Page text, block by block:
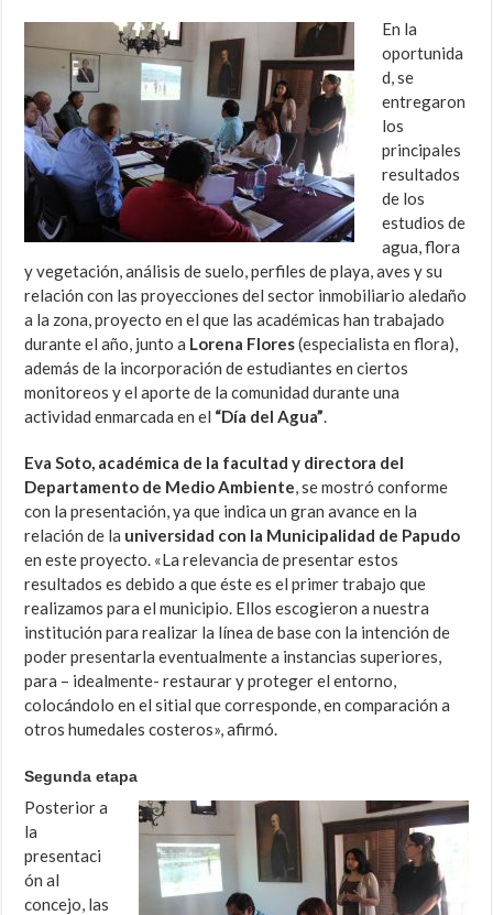
En la
oportunida
d, se
entregaron
los
principales
resultados
de los
estudios de
agua, flora
y vegetación, análisis de suelo, perfiles de playa, aves y su
relación con las proyecciones del sector inmobiliario aledaño
a la zona, proyecto en el que las académicas han trabajado
durante el año, junto a Lorena Flores(especialista en flora),
además de la incorporación de estudiantes en ciertos
monitoreos y el aporte de la comunidad durante una
actividad enmarcada en el “Día del Agua”.
Eva Soto, académica de la facultad y directora del
Departamento de Medio Ambiente, se mostró conforme
con la presentación, ya que indica un gran avance en la
relación de la universidad con la Municipalidad de Papudo
en este proyecto. «La relevancia de presentar estos
resultados es debido a que éste es el primer trabajo que
realizamos para el municipio. Ellos escogieron a nuestra
institución para realizar la línea de base con la intención de
poder presentarla eventualmente a instancias superiores,
para – idealmente- restaurar y proteger el entorno,
colocándolo en el sitial que corresponde, en comparación a
otros humedales costeros», afirmó.
Segunda etapa
Posterior a
la
presentaci
ón al
concejo, las